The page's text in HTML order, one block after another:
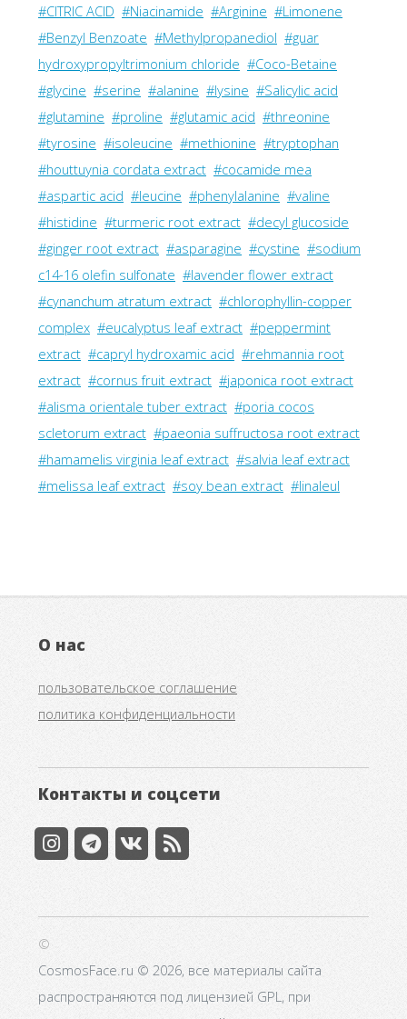
#CITRIC ACID #Niacinamide #Arginine #Limonene
#Benzyl Benzoate #Methylpropanediol #guar
hydroxypropyltrimonium chloride #Coco-Betaine
#glycine #serine #alanine #lysine #Salicylic acid
#glutamine #proline #glutamic acid #threonine
#tyrosine #isoleucine #methionine #tryptophan
#houttuynia cordata extract #cocamide mea
#aspartic acid #leucine #phenylalanine #valine
#histidine #turmeric root extract #decyl glucoside
#ginger root extract #asparagine #cystine #sodium
c14-16 olefin sulfonate #lavender flower extract
#cynanchum atratum extract #chlorophyllin-copper
complex #eucalyptus leaf extract #peppermint
extract #capryl hydroxamic acid #rehmannia root
extract #cornus fruit extract #japonica root extract
#alisma orientale tuber extract #poria cocos
scletorum extract #paeonia suffructosa root extract
#hamamelis virginia leaf extract #salvia leaf extract
#melissa leaf extract #soy bean extract #linaleul
О нас
пользовательское соглашение
политика конфиденциальности
Контакты и соцсети
©
CosmosFace.ru © 2026, все материалы сайта
распространяются под лицензией GPL, при